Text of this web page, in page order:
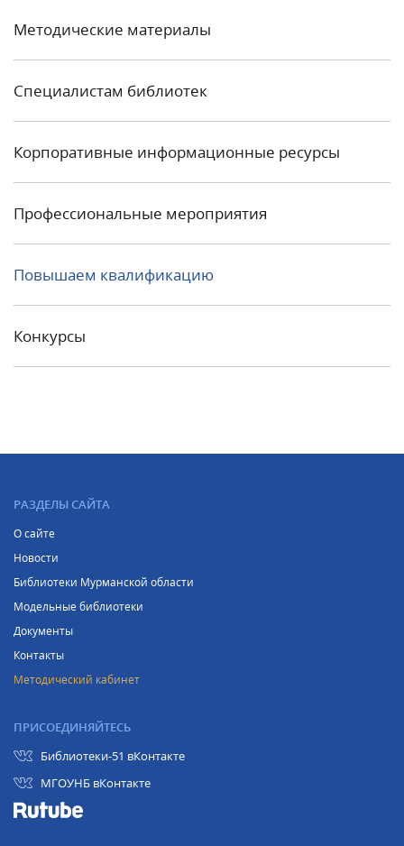
Методические материалы
Специалистам библиотек
Корпоративные информационные ресурсы
Профессиональные мероприятия
Повышаем квалификацию
Конкурсы
РАЗДЕЛЫ САЙТА
О сайте
Новости
Библиотеки Мурманской области
Модельные библиотеки
Документы
Контакты
Методический кабинет
ПРИСОЕДИНЯЙТЕСЬ
Библиотеки-51 вКонтакте
МГОУНБ вКонтакте